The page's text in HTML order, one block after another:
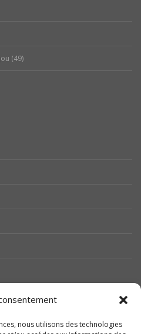
nous utilisons des technologies
(49)